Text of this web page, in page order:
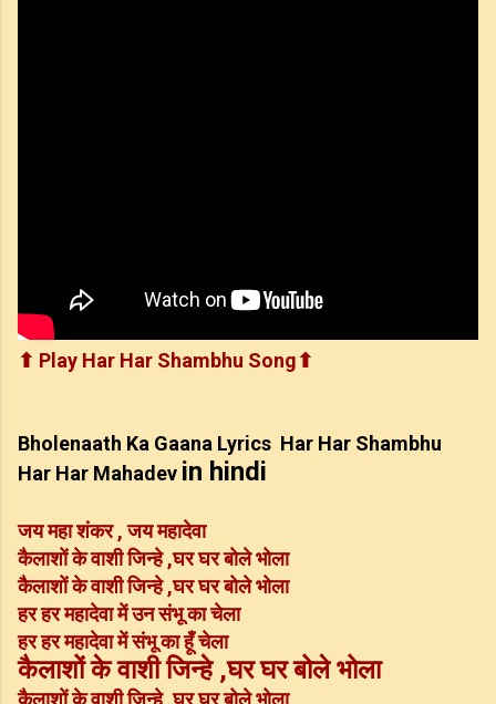
⬆ Play Har Har Shambhu Song⬆
Bholenaath Ka Gaana Lyrics Har Har Shambhu
Har Har Mahadev in hindi
जय महा शंकर , जय महादेवा
कैलाशों के वाशी जिन्हे ,घर घर बोले भोला
कैलाशों के वाशी जिन्हे ,घर घर बोले भोला
हर हर महादेवा में उन संभू का चेला
हर हर महादेवा में संभू का हूँ चेला
कैलाशों के वाशी जिन्हे ,घर घर बोले भोला
कैलाशों के वाशी जिन्हे ,घर घर बोले भोला